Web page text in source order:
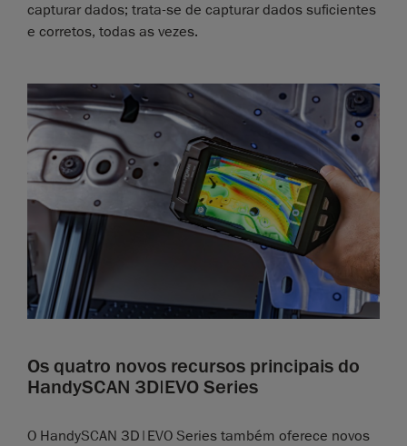
capturar dados; trata-se de capturar dados suficientes
e corretos, todas as vezes.
Os quatro novos recursos principais do
HandySCAN 3D|EVO Series
O HandySCAN 3D|EVO Series também oferece novos